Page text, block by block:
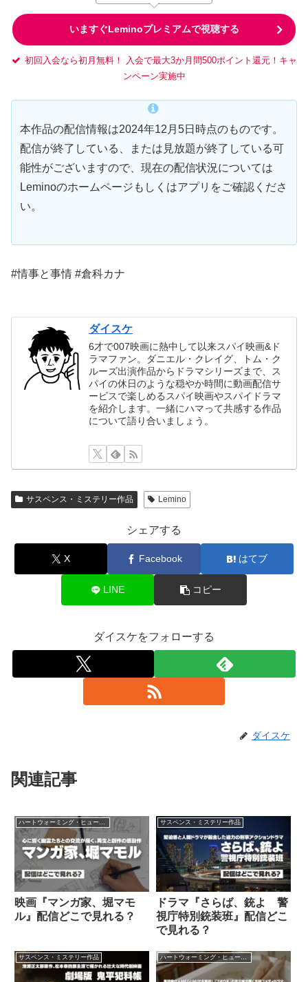
いますぐLeminoプレミアムで視聴する
初回入会なら初月無料！ 入会で最大3か月間500ポイント還元！キャ
ンペーン実施中
本作品の配信情報は2024年12月5日時点のものです。
配信が終了している、または見放題が終了している可
能性がございますので、現在の配信状況については
Leminoのホームページもしくはアプリをご確認くださ
い。
#情事と事情 #倉科カナ
ダイスケ
6才で007映画に熱中して以来スパイ映画&ド
ラマファン。ダニエル・クレイグ、トム・ク
ルーズ出演作品からドラマシリーズまで、ス
パイの休日のような穏やか時間に動画配信サ
ービスで楽しめるスパイ映画やスパイドラマ
を紹介します。一緒にハマって共感する作品
について語り合いましょう。
サスペンス・ミステリー作品 Lemino
シェアする
X Facebook はてブ
LINE コピー
ダイスケをフォローする
ダイスケ
関連記事
映画『マンガ家、堀マモ
ル』配信どこで見れる？
サスペンス・ミステリー作品
ドラマ『さらば、銃よ 警
視庁特別銃装班』配信どこ
で見れる？
サスペンス・ミステリー作品